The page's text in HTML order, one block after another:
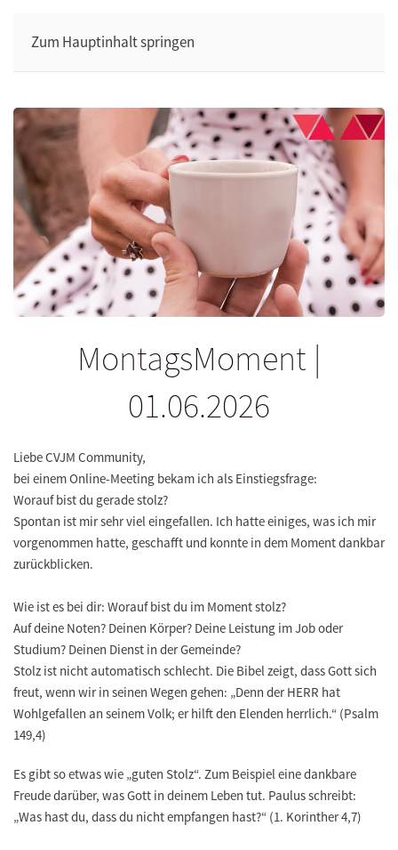
Zum Hauptinhalt springen
MontagsMoment |
01.06.2026
Liebe CVJM Community,
bei einem Online-Meeting bekam ich als Einstiegsfrage:
Worauf bist du gerade stolz?
Spontan ist mir sehr viel eingefallen. Ich hatte einiges, was ich mir
vorgenommen hatte, geschafft und konnte in dem Moment dankbar
zurückblicken.
Wie ist es bei dir: Worauf bist du im Moment stolz?
Auf deine Noten? Deinen Körper? Deine Leistung im Job oder
Studium? Deinen Dienst in der Gemeinde?
Stolz ist nicht automatisch schlecht. Die Bibel zeigt, dass Gott sich
freut, wenn wir in seinen Wegen gehen: „Denn der HERR hat
Wohlgefallen an seinem Volk; er hilft den Elenden herrlich.“ (Psalm
149,4)
Es gibt so etwas wie „guten Stolz“. Zum Beispiel eine dankbare
Freude darüber, was Gott in deinem Leben tut. Paulus schreibt:
„Was hast du, dass du nicht empfangen hast?“ (1. Korinther 4,7)